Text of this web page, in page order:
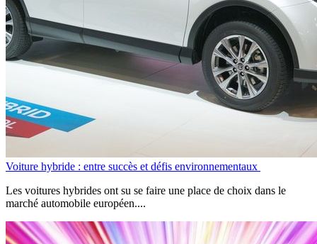
Voiture hybride : entre succès et défis environnementaux
Les voitures hybrides ont su se faire une place de choix dans le
marché automobile européen....